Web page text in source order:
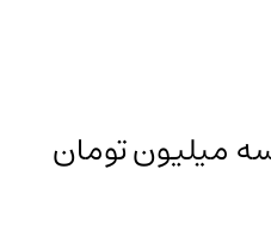
میلیون تومان